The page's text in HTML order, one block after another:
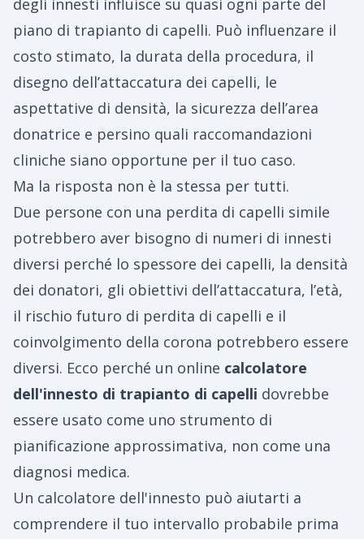
degli innesti influisce su quasi ogni parte del
piano di trapianto di capelli. Può influenzare il
costo stimato, la durata della procedura, il
disegno dell’attaccatura dei capelli, le
aspettative di densità, la sicurezza dell’area
donatrice e persino quali raccomandazioni
cliniche siano opportune per il tuo caso.
Ma la risposta non è la stessa per tutti.
Due persone con una perdita di capelli simile
potrebbero aver bisogno di numeri di innesti
diversi perché lo spessore dei capelli, la densità
dei donatori, gli obiettivi dell’attaccatura, l’età,
il rischio futuro di perdita di capelli e il
coinvolgimento della corona potrebbero essere
diversi. Ecco perché un online calcolatore
dell'innesto di trapianto di capelli dovrebbe
essere usato come uno strumento di
pianificazione approssimativa, non come una
diagnosi medica.
Un calcolatore dell'innesto può aiutarti a
comprendere il tuo intervallo probabile prima